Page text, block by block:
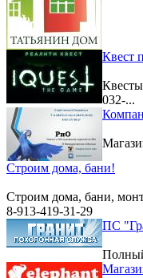
Квест
032-...
Строим дома, бани!
Строим дома, бани,
8-913-419-31-29
ПС